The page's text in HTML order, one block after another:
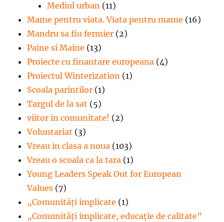
Mediul urban (11)
Mame pentru viata. Viata pentru mame (16)
Mandru sa fiu fermier (2)
Paine si Maine (13)
Proiecte cu finantare europeana (4)
Proiectul Winterization (1)
Scoala parintilor (1)
Targul de la sat (5)
viitor in comunitate! (2)
Voluntariat (3)
Vreau in clasa a noua (103)
Vreau o scoala ca la tara (1)
Young Leaders Speak Out for European
Values (7)
„Comunități implicate (1)
„Comunități implicate, educație de calitate”